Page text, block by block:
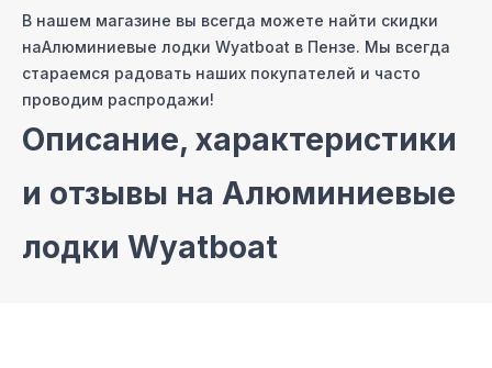
В нашем магазине вы всегда можете найти скидки
наАлюминиевые лодки Wyatboat в Пензе. Мы всегда
стараемся радовать наших покупателей и часто
проводим распродажи!
Описание, характеристики
и отзывы на Алюминиевые
лодки Wyatboat